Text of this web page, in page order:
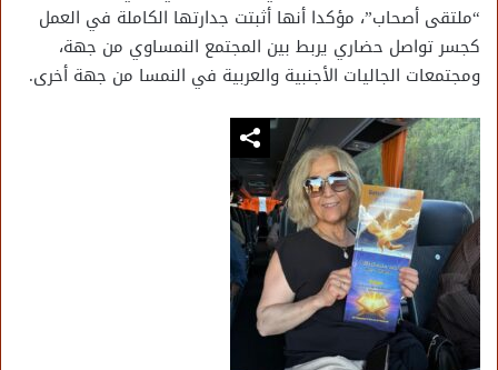
“ملتقى أصحاب”، مؤكدا أنها أثبتت جدارتها الكاملة في العمل
كجسر تواصل حضاري يربط بين المجتمع النمساوي من جهة،
ومجتمعات الجاليات الأجنبية والعربية في النمسا من جهة أخرى.